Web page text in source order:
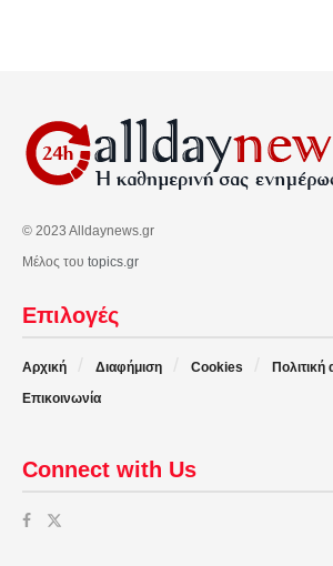
© 2023 Alldaynews.gr
Μέλος του topics.gr
Επιλογές
Αρχική Διαφήμιση Cookies
Επικοινωνία
Connect with Us